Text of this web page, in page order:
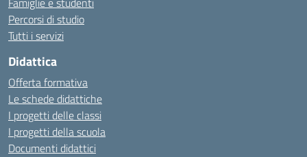
Percorsi di studio
Tutti i servizi
Didattica
Offerta formativa
Le schede didattiche
I progetti delle classi
I progetti della scuola
Documenti didattici